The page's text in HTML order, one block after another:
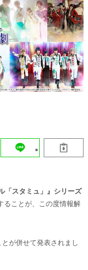
「スタミュ」』シリーズ
ることが、この度情報解
が併せて発表されまし